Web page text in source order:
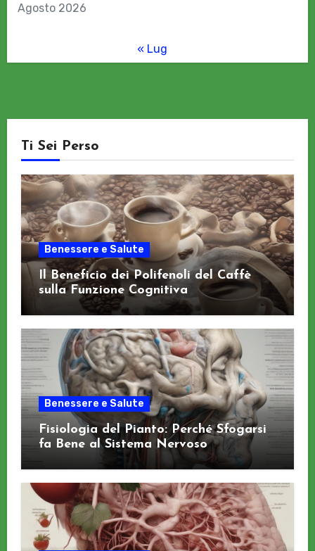
Agosto 2026
« Lug
Ti Sei Perso
Benessere e Salute
Il Beneficio dei Polifenoli del Caffè
sulla Funzione Cognitiva
Benessere e Salute
Fisiologia del Pianto: Perché Sfogarsi
fa Bene al Sistema Nervoso